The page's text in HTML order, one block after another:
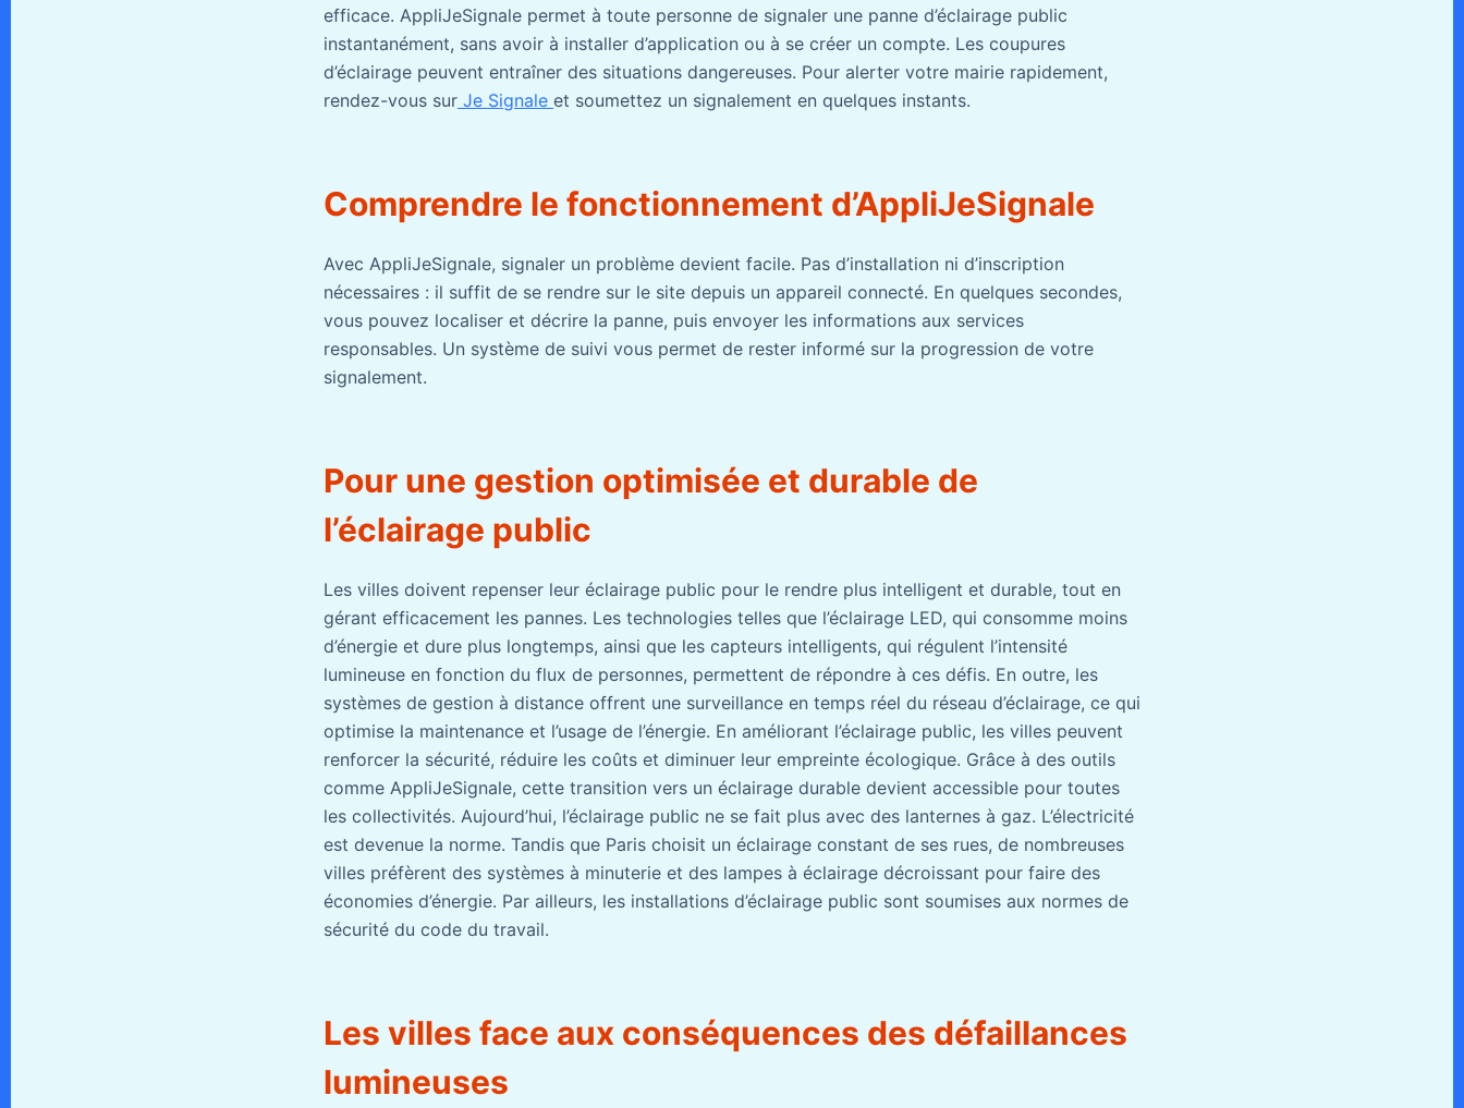
efficace. AppliJeSignale permet à toute personne de signaler une panne d’éclairage public
instantanément, sans avoir à installer d’application ou à se créer un compte. Les coupures
d’éclairage peuvent entraîner des situations dangereuses. Pour alerter votre mairie rapidement,
rendez-vous sur Je Signale et soumettez un signalement en quelques instants.
Comprendre le fonctionnement d’AppliJeSignale
Avec AppliJeSignale, signaler un problème devient facile. Pas d’installation ni d’inscription
nécessaires : il suffit de se rendre sur le site depuis un appareil connecté. En quelques secondes,
vous pouvez localiser et décrire la panne, puis envoyer les informations aux services
responsables. Un système de suivi vous permet de rester informé sur la progression de votre
signalement.
Pour une gestion optimisée et durable de
l’éclairage public
Les villes doivent repenser leur éclairage public pour le rendre plus intelligent et durable, tout en
gérant efficacement les pannes. Les technologies telles que l’éclairage LED, qui consomme moins
d’énergie et dure plus longtemps, ainsi que les capteurs intelligents, qui régulent l’intensité
lumineuse en fonction du flux de personnes, permettent de répondre à ces défis. En outre, les
systèmes de gestion à distance offrent une surveillance en temps réel du réseau d’éclairage, ce qui
optimise la maintenance et l’usage de l’énergie. En améliorant l’éclairage public, les villes peuvent
renforcer la sécurité, réduire les coûts et diminuer leur empreinte écologique. Grâce à des outils
comme AppliJeSignale, cette transition vers un éclairage durable devient accessible pour toutes
les collectivités. Aujourd’hui, l’éclairage public ne se fait plus avec des lanternes à gaz. L’électricité
est devenue la norme. Tandis que Paris choisit un éclairage constant de ses rues, de nombreuses
villes préfèrent des systèmes à minuterie et des lampes à éclairage décroissant pour faire des
économies d’énergie. Par ailleurs, les installations d’éclairage public sont soumises aux normes de
sécurité du code du travail.
Les villes face aux conséquences des défaillances
lumineuses